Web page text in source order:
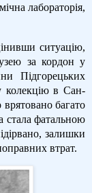
лабораторія,
ситуацію,
за кордон у
Підгорецьких
колекцію в Сан-
багато
стала фатальною
залишки
втрат.